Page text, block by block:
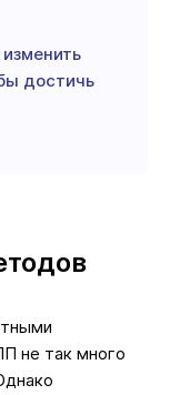
достичь
не так много